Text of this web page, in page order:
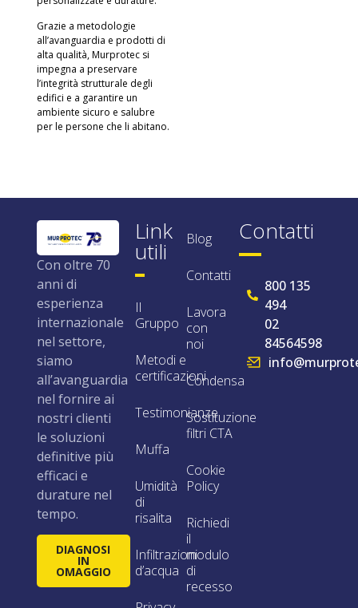
Grazie a metodologie
all’avanguardia e prodotti di
alta qualità, Murprotec si
impegna a preservare
l’integrità strutturale degli
edifici e a garantire un
ambiente sicuro e salubre
per le persone che li abitano.
Con oltre 70
anni di
esperienza
internazionale
nel settore,
siamo
all’avanguardia
nel fornire ai
nostri clienti
le soluzioni
definitive più
efficaci e
durature nel
tempo.
DIAGNOSI
IN
OMAGGIO
Link
utili
Il
Gruppo
Metodi e
certificazioni
Testimonianze
Muffa
Umidità
di
risalita
Infiltrazioni
d’acqua
Blog
Contatti
Lavora
con
noi
Condensa
Sostituzione
filtri CTA
Cookie
Policy
Richiedi
il
modulo
di
recesso
Contatti
800 135
494
02
84564598